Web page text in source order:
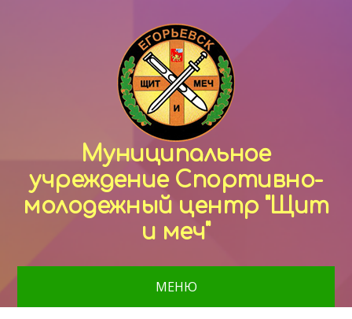
Муниципальное
учреждение Спортивно-
молодежный центр "Щит
и меч"
МЕНЮ